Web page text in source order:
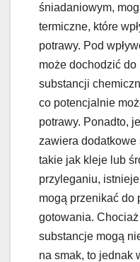
śniadaniowym,
termiczne, które
potrawy. Pod
może dochodzić do
substancji
co potencjalnie
potrawy. Ponadto,
zawiera dodatkowe
takie jak kleje lub
przyleganiu,
mogą przenikać do
gotowania.
substancje mogą
na smak, to jednak